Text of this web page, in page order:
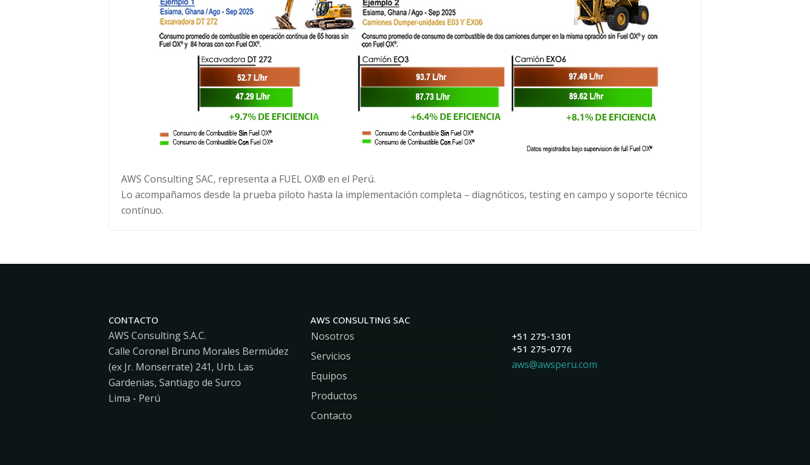
AWS Consulting SAC, representa a FUEL OX® en el Perú.
Lo acompañamos desde la prueba piloto hasta la implementación completa – diagnóticos, testing en campo y soporte técnico
contínuo.
CONTACTO
AWS Consulting S.A.C.
Calle Coronel Bruno Morales Bermúdez
(ex Jr. Monserrate) 241, Urb. Las
Gardenias, Santiago de Surco
Lima - Perú
AWS CONSULTING SAC
Nosotros
Servicios
Equipos
Productos
Contacto
+51 275-1301
+51 275-0776
aws@awsperu.com